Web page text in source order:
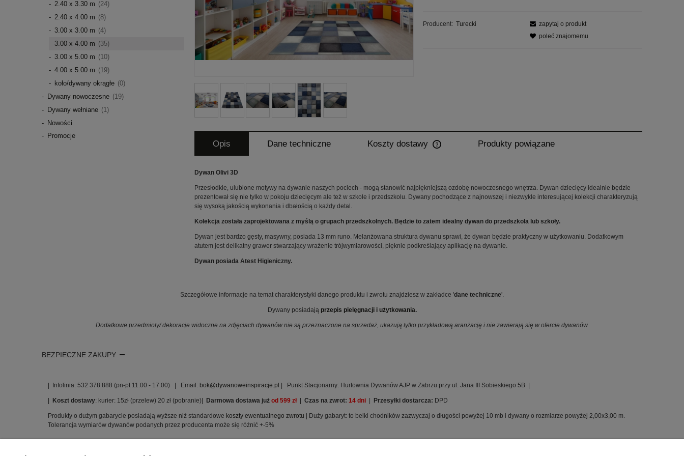
2.40 x 3.30 m (24)
2.40 x 4.00 m (8)
3.00 x 3.00 m (4)
3.00 x 4.00 m (35)
3.00 x 5.00 m (10)
4.00 x 5.00 m (19)
koło/dywany okrągłe (0)
Dywany nowoczesne (19)
Dywany wełniane (1)
Nowości
Promocje
Producent: Turecki
zapytaj o produkt
poleć znajomemu
Opis Dane techniczne Koszty dostawy Produkty powiązane
Dywan Olivi 3D
Przesłodkie, ulubione motywy na dywanie naszych pociech - mogą stanowić najpiękniejszą ozdobę nowoczesnego wnętrza. Dywan dziecięcy idealnie będzie
prezentował się nie tylko w pokoju dziecięcym ale też w szkole i przedszkolu. Dywany pochodzące z najnowszej i niezwykle interesującej kolekcji charakteryzują
się wysoką jakością wykonania i dbałością o każdy detal.
Kolekcja została zaprojektowana z myślą o grupach przedszkolnych. Będzie to zatem idealny dywan do przedszkola lub szkoły.
Dywan jest bardzo gęsty, masywny, posiada 13 mm runo. Melanżowana struktura dywanu sprawi, że dywan będzie praktyczny w użytkowaniu. Dodatkowym
atutem jest delikatny grawer stwarzający wrażenie trójwymiarowości, pięknie podkreślający aplikację na dywanie.
Dywan posiada Atest Higieniczny.
Szczegółowe informacje na temat charakterystyki danego produktu i zwrotu znajdziesz w zakładce 'dane techniczne'.
Dywany posiadają przepis pielęgnacji i użytkowania.
Dodatkowe przedmioty/ dekoracje widoczne na zdjęciach dywanów nie są przeznaczone na sprzedaż, ukazują tylko przykładową aranżację i nie zawierają się w ofercie dywanów.
BEZPIECZNE ZAKUPY
| Infolinia: 532 378 888 (pn-pt 11.00 - 17.00) | Email: bok@dywanoweinspiracje.pl | Punkt Stacjonarny: Hurtownia Dywanów AJP w Zabrzu przy ul. Jana III Sobieskiego 5B |
| Koszt dostawy: kurier: 15zł (przelew) 20 zł (pobranie)| Darmowa dostawa już od 599 zł | Czas na zwrot: 14 dni | Przesyłki dostarcza: DPD
Produkty o dużym gabarycie posiadają wyższe niż standardowe koszty ewentualnego zwrotu | Duży gabaryt: to belki chodników zazwyczaj o długości powyżej 10 mb i dywany o rozmiarze powyżej 2,00x3,00 m.
Tolerancja wymiarów dywanów podanych przez producenta może się różnić +-5%